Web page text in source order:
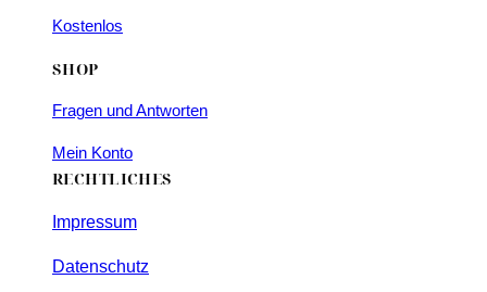
Kostenlos
SHOP
Fragen und Antworten
Mein Konto
RECHTLICHES
Impressum
Datenschutz